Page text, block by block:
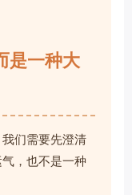
是一种大
们需要先澄清
，也不是一种